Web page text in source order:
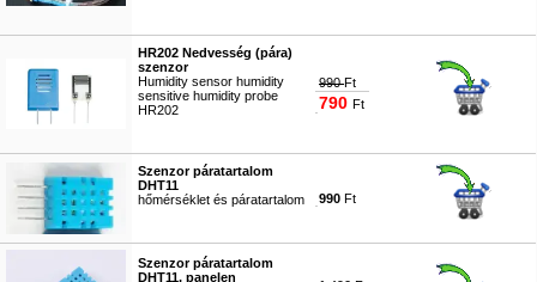
HR202 Nedvesség (pára)
szenzor
Humidity sensor humidity
sensitive humidity probe
HR202
990Ft
790 Ft
Szenzor páratartalom
DHT11
hőmérséklet és páratartalom
990 Ft
Szenzor páratartalom
DHT11, panelen